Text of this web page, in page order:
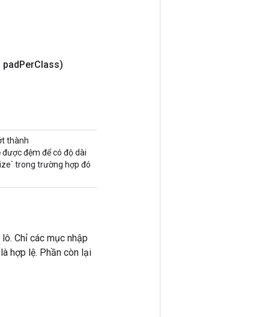
padPerClass)
thành
đệm để có độ dài
trong trường hợp đó
Chỉ các mục nhập
hợp lệ. Phần còn lại